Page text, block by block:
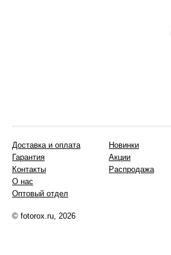
Доставка и оплата
Гарантия
Контакты
О нас
Оптовый отдел
Новинки
Акции
Распродажа
© fotorox.ru, 2026